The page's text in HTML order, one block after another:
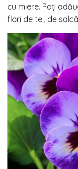
cu miere. Poți
flori de tei, de